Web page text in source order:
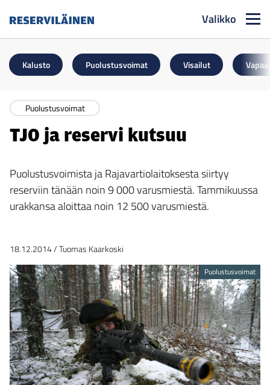
Valikko
Kalusto Puolustusvoimat Visailut
Puolustusvoimat
TJ0 ja reservi kutsuu
Puolustusvoimista ja Rajavartiolaitoksesta siirtyy
reserviin tänään noin 9 000 varusmiestä. Tammikuussa
urakkansa aloittaa noin 12 500 varusmiestä.
18.12.2014/Tuomas Kaarkoski
Puolustusvoimat